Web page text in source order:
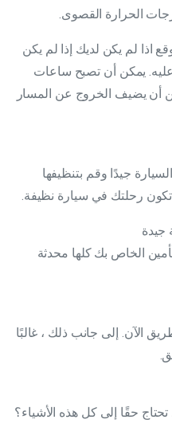
الحرارة القصوى.
اذا لم يكن لديك إذا لم يكن
يمكن أن تصبح ساعات
أن يضيف الخروج عن المسار
جيدًا وقم بتنظيفها
تكون رحلتك في سيارة نظيفة.
جيدة
الخاص بك كلها محدثة
الآن. إلى جانب ذلك ، غالبًا
حقًا إلى كل هذه الأشياء؟